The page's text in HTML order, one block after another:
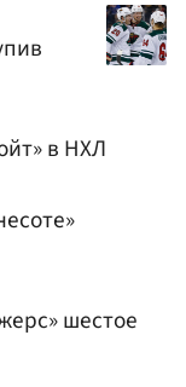
в НХЛ
шестое